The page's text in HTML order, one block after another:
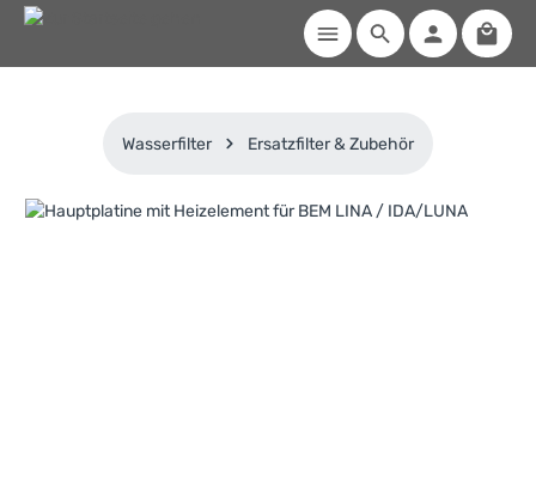
Zum Hauptinhalt springen
Wasserfilter Ersatzfilter & Zubehör
Bildergalerie überspringen